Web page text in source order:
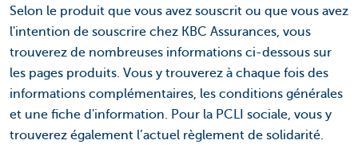
Selon le produit que vous avez souscrit ou que vous avez
l'intention de souscrire chez KBC Assurances, vous
trouverez de nombreuses informations ci-dessous sur
les pages produits. Vous y trouverez à chaque fois des
informations complémentaires, les conditions générales
et une fiche d'information. Pour la PCLI sociale, vous y
trouverez également l’actuel règlement de solidarité.